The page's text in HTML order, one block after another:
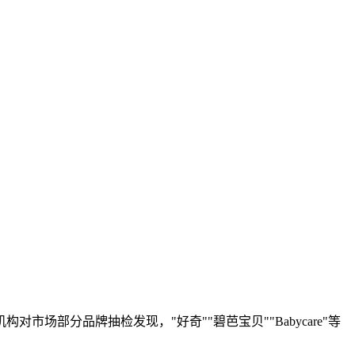
对市场部分品牌抽检发现，"好奇""碧芭宝贝""Babycare"等